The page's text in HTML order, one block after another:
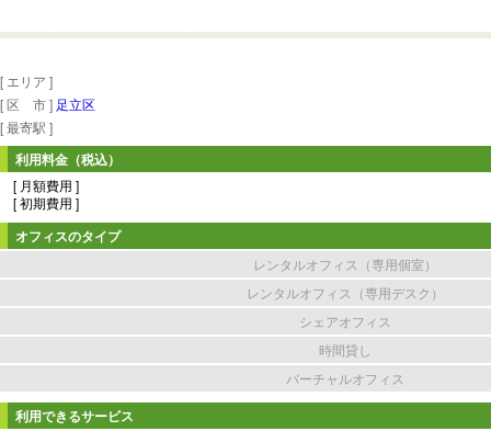
[ エリア ]
[ 区 市 ] 足立区
[ 最寄駅 ]
利用料金（税込）
[ 月額費用 ]
[ 初期費用 ]
オフィスのタイプ
レンタルオフィス（専用個室）
レンタルオフィス（専用デスク）
シェアオフィス
時間貸し
バーチャルオフィス
利用できるサービス